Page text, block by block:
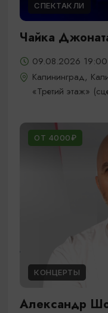
СПЕКТАКЛИ
Чайка
09.08.2026 19:00
Калининград,
«Третий этаж»
ОТ 4000₽
КОНЦЕРТЫ
Александр